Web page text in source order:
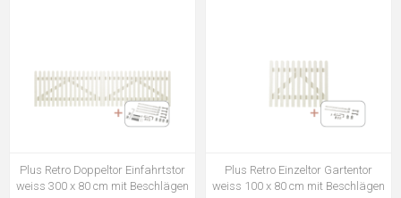
Plus Retro Doppeltor Einfahrtstor
weiss 300 x 80 cm mit Beschlägen
Plus Retro Einzeltor Gartentor
weiss 100 x 80 cm mit Beschlägen